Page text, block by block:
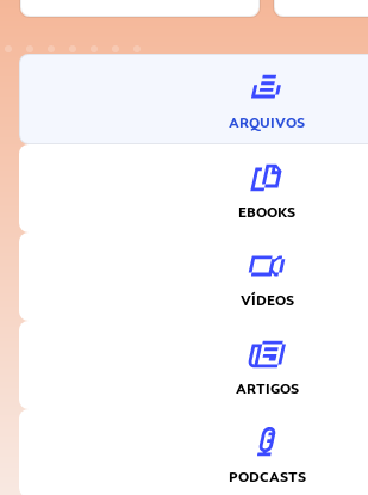
ARQUIVOS
EBOOKS
VÍDEOS
ARTIGOS
PODCASTS